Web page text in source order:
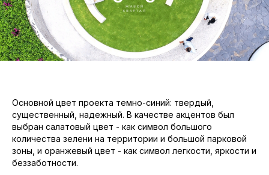
Основной цвет проекта темно-синий: твердый,
существенный, надежный. В качестве акцентов был
выбран салатовый цвет - как символ большого
количества зелени на территории и большой парковой
зоны, и оранжевый цвет - как символ легкости, яркости и
беззаботности.